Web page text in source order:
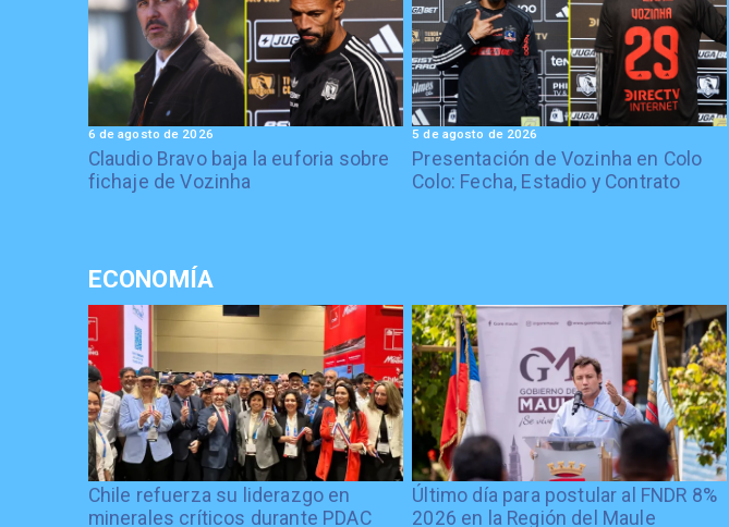
Claudio Bravo baja la euforia sobre
fichaje de Vozinha
6 de agosto de 2026
Presentación de Vozinha en Colo
Colo: Fecha, Estadio y Contrato
5 de agosto de 2026
ECONOMÍA
Chile refuerza su liderazgo en
minerales críticos durante PDAC
Último día para postular al FNDR 8%
2026 en la Región del Maule